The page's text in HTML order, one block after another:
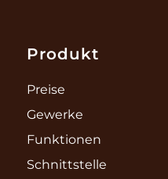
Produkt
Preise
Gewerke
Funktionen
Schnittstelle